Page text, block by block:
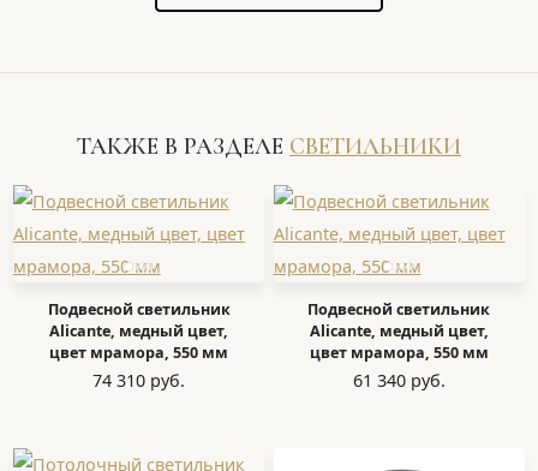
ТАКЖЕ В РАЗДЕЛЕ СВЕТИЛЬНИКИ
Подвесной светильник
Alicante, медный цвет,
цвет мрамора, 550 мм
74 310 руб.
Подвесной светильник
Alicante, медный цвет,
цвет мрамора, 550 мм
61 340 руб.